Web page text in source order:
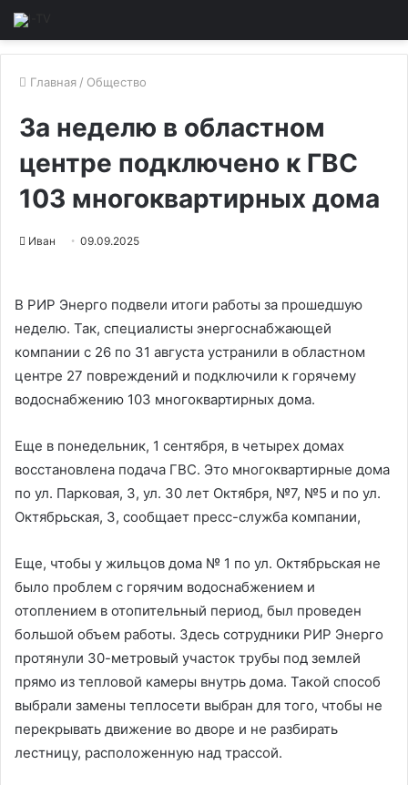
Главная / Общество
За неделю в областном
центре подключено к ГВС
103 многоквартирных дома
Иван 09.09.2025
В РИР Энерго подвели итоги работы за прошедшую
неделю. Так, специалисты энергоснабжающей
компании с 26 по 31 августа устранили в областном
центре 27 повреждений и подключили к горячему
водоснабжению 103 многоквартирных дома.
Еще в понедельник, 1 сентября, в четырех домах
восстановлена подача ГВС. Это многоквартирные дома
по ул. Парковая, 3, ул. 30 лет Октября, №7, №5 и по ул.
Октябрьская, 3, сообщает пресс-служба компании,
Еще, чтобы у жильцов дома № 1 по ул. Октябрьская не
было проблем с горячим водоснабжением и
отоплением в отопительный период, был проведен
большой объем работы. Здесь сотрудники РИР Энерго
протянули 30-метровый участок трубы под землей
прямо из тепловой камеры внутрь дома. Такой способ
выбрали замены теплосети выбран для того, чтобы не
перекрывать движение во дворе и не разбирать
лестницу, расположенную над трассой.